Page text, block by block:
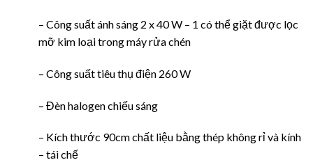
– Công suất ánh sáng 2 x 40 W – 1 có thể giặt được lọc
mỡ kim loại trong máy rửa chén
– Công suất tiêu thụ điện 260 W
– Đèn halogen chiếu sáng
– Kích thước 90cm chất liệu bằng thép không rỉ và kính
– tái chế